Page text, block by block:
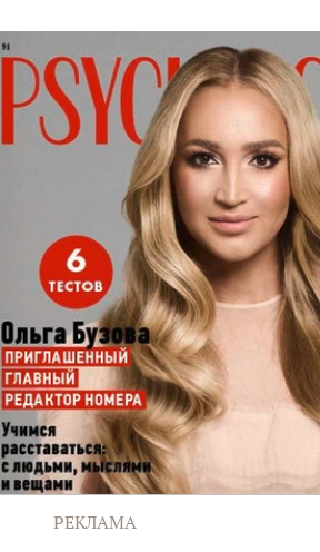
РЕКЛАМА